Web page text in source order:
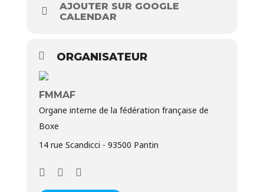
AJOUTER SUR GOOGLE
CALENDAR
ORGANISATEUR
FMMAF
Organe interne de la fédération française de
Boxe
14 rue Scandicci - 93500 Pantin